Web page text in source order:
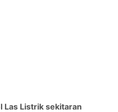
Las Listrik sekitaran